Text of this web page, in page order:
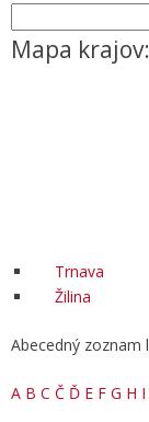
Mapa krajov:
Trnava
Žilina
Abecedný zoznam
A B C Č Ď E F G H I